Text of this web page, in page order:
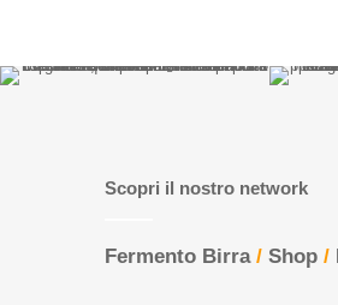
Scopri il nostro network
Fermento Birra/ Shop /